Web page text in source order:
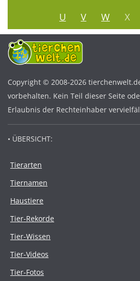
U
V W X
Copyright © 2008-2026
vorbehalten. Kein Teil dieser Seite
Erlaubnis der Rechteinhaber
• ÜBERSICHT:
Tierarten
Tiernamen
Haustiere
Tier-Rekorde
Tier-Wissen
Tier-Videos
Tier-Fotos